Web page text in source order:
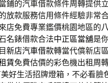
鋪的汽車借款條件周轉提供
放款服務信用條件經驗非常
店免費專業鑑價桃園地區的
名錶借款合法中正區當舖是
新店汽車借款轉當代償新店
賃免費估價的彩色機出租周
好生活招牌燈箱，不必看臉